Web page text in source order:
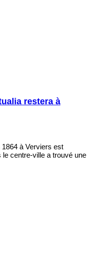
restera à
à Verviers est
centre-ville a trouvé une